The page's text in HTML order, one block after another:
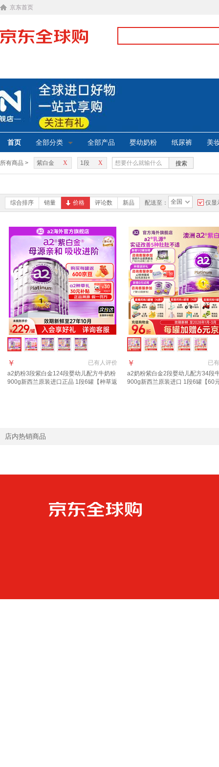
京东首页
首页 全部分类 全部产品 婴幼奶粉 纸尿裤 美
所有商品 > X
紫白金 X
1段 搜索
综合排序 销量 价格 评论数 新品 配送至： 全国 仅显
已有人评价
￥
a2奶粉3段紫白金124段婴幼儿配方牛奶粉
900g新西兰原装进口正品 1段6罐【种草返
已有
￥
a2奶粉紫白金2段婴幼儿配方34段
900g新西兰原装进口 1段6罐【60
店内热销商品